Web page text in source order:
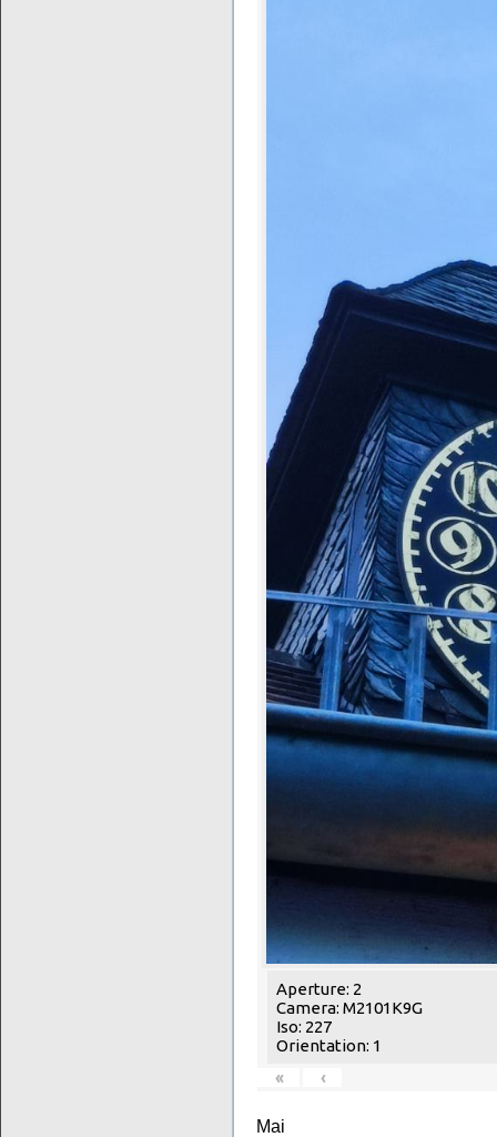
Aperture: 2
Camera: M2101K9G
Iso: 227
Orientation: 1
«
‹
Mai